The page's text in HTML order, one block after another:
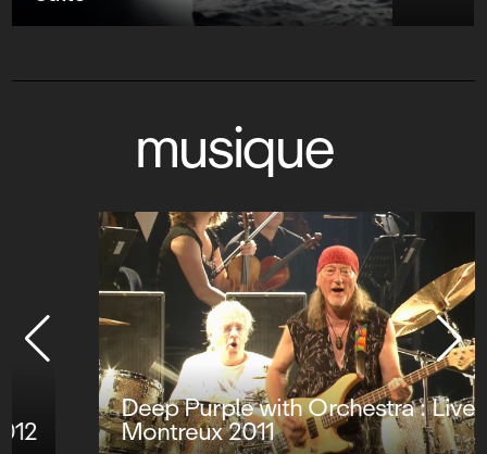
musique
Deep Purple with Orchestra : Live at
Montreux 2011